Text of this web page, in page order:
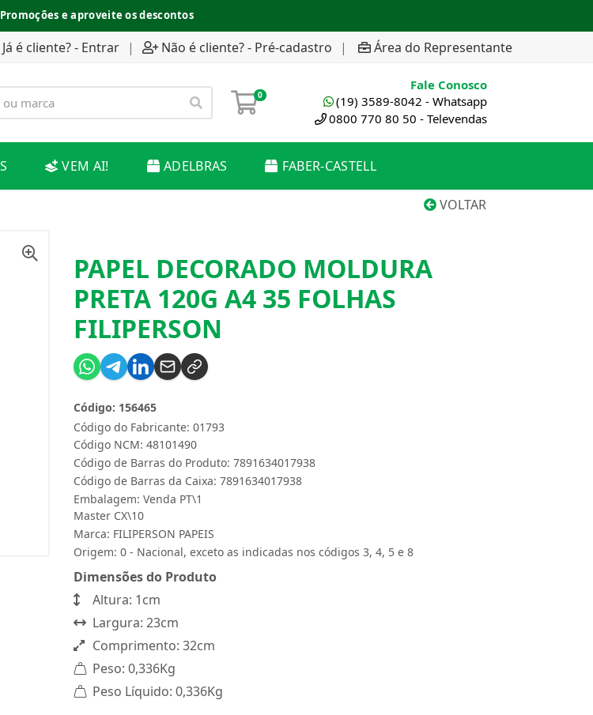
e aproveite os descontos
Já é cliente? - Entrar | Não é cliente? - Pré-cadastro | Área do Representante
0
Fale Conosco
(19) 3589-8042 - Whatsapp
0800 770 80 50 - Televendas
VEM AI! ADELBRAS FABER-CASTELL
VOLTAR
PAPEL DECORADO MOLDURA
PRETA 120G A4 35 FOLHAS
FILIPERSON
Código do Fabricante: 01793
Código: 156465
Código NCM: 48101490
Código de Barras do Produto: 7891634017938
Código de Barras da Caixa: 7891634017938
Embalagem: Venda PT\1
Master CX\10
Marca: FILIPERSON PAPEIS
Origem: 0 - Nacional, exceto as indicadas nos códigos 3, 4, 5 e 8
Dimensões do Produto
Altura: 1cm
Largura: 23cm
Comprimento: 32cm
Peso: 0,336Kg
Peso Líquido: 0,336Kg